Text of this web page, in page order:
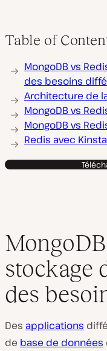
Table of
MongoDB vs
des besoins
Architecture de
MongoDB vs
MongoDB vs
Redis avec Kinsta
stockage
des
Des applications
de base de données